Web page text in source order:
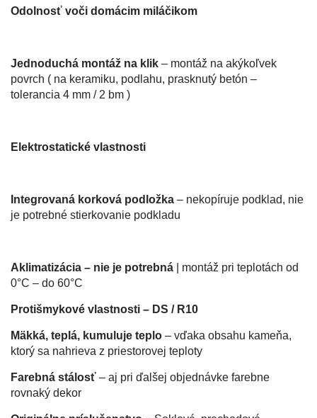
Odolnosť voči domácim miláčikom
Jednoduchá montáž na klik – montáž na akýkoľvek
povrch ( na keramiku, podlahu, prasknutý betón –
tolerancia 4 mm / 2 bm )
Elektrostatické vlastnosti
Integrovaná korková podložka – nekopíruje podklad, nie
je potrebné stierkovanie podkladu
Aklimatizácia – nie je potrebná | montáž pri teplotách od
0°C – do 60°C
Protišmykové vlastnosti – DS / R10
Mäkká, teplá, kumuluje teplo – vďaka obsahu kameňa,
ktorý sa nahrieva z priestorovej teploty
Farebná stálosť – aj pri ďalšej objednávke farebne
rovnaký dekor